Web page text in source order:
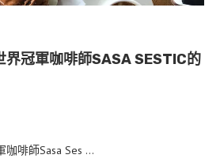
冠軍咖啡師SASA SESTIC的
咖啡師Sasa Ses …